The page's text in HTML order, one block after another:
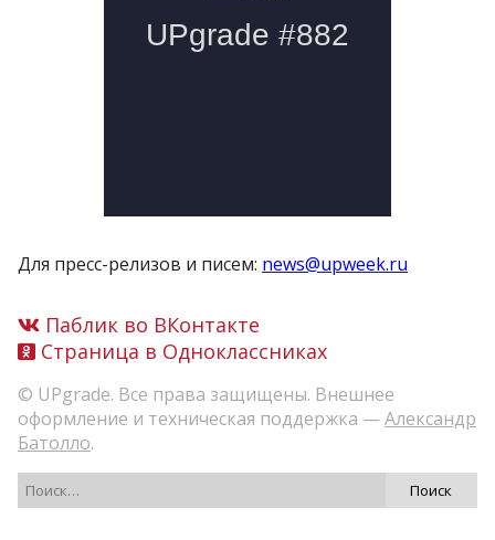
Для пресс-релизов и писем: news@upweek.ru
Паблик во ВКонтакте
Страница в Одноклассниках
© UPgrade. Все права защищены. Внешнее
оформление и техническая поддержка —Александр
Батолло.